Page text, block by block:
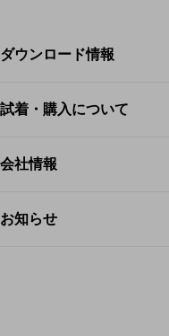
ダウンロード情報
試着・購入について
会社情報
お知らせ